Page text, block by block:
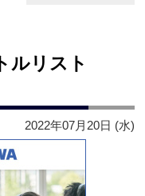
ルリスト
2022年07月20日 (水)